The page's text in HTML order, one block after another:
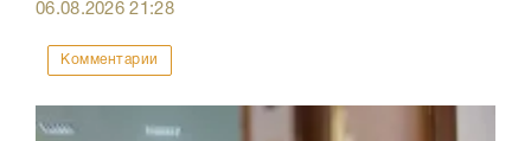
06.08.202621:28
Комментарии